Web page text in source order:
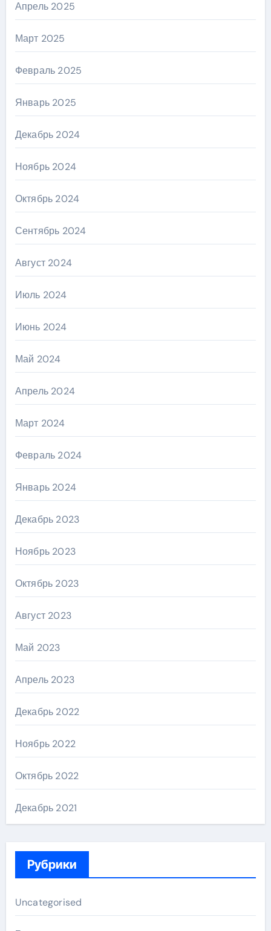
Апрель 2025
Март 2025
Февраль 2025
Январь 2025
Декабрь 2024
Ноябрь 2024
Октябрь 2024
Сентябрь 2024
Август 2024
Июль 2024
Июнь 2024
Май 2024
Апрель 2024
Март 2024
Февраль 2024
Январь 2024
Декабрь 2023
Ноябрь 2023
Октябрь 2023
Август 2023
Май 2023
Апрель 2023
Декабрь 2022
Ноябрь 2022
Октябрь 2022
Декабрь 2021
Рубрики
Uncategorised